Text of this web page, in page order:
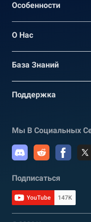
Oсобенности
О Нас
База Знаний
Поддержка
Мы В Социальных
Подписаться
YouTube 147K